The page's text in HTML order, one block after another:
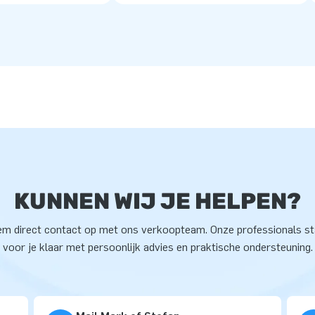
KUNNEN WIJ JE HELPEN?
direct contact op met ons verkoopteam. Onze professionals
voor je klaar met persoonlijk advies en praktische ondersteuning.